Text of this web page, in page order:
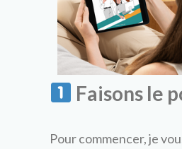
Faisons le
Pour commencer, je